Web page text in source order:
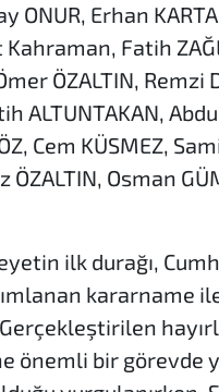
ONUR, Erhan
Fatih
ÖZALTIN, Remzi
ALTUNTAKAN,
Cem KÜSMEZ,
ÖZALTIN, Osman
ilk durağı,
kararname
bir görevde